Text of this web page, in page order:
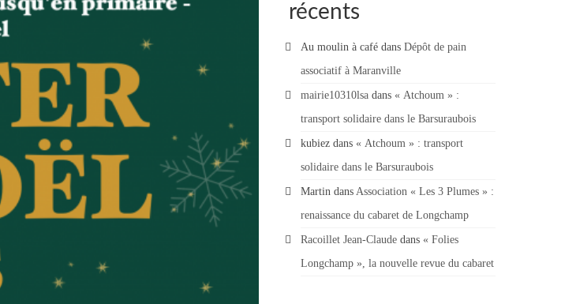
récents
Au moulin à cafédans Dépôt de pain
associatif à Maranville
mairie10310lsadans « Atchoum » :
transport solidaire dans le Barsuraubois
kubiezdans « Atchoum » : transport
solidaire dans le Barsuraubois
Martindans Association « Les 3 Plumes » :
renaissance du cabaret de Longchamp
Racoillet Jean-Claudedans « Folies
Longchamp », la nouvelle revue du cabaret